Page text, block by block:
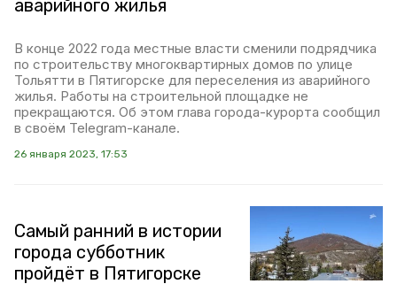
аварийного жилья
В конце 2022 года местные власти сменили подрядчика
по строительству многоквартирных домов по улице
Тольятти в Пятигорске для переселения из аварийного
жилья. Работы на строительной площадке не
прекращаются. Об этом глава города-курорта сообщил
в своём Telegram-канале.
26 января 2023, 17:53
Самый ранний в истории
города субботник
пройдёт в Пятигорске